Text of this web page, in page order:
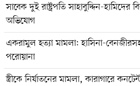
সাবেক দুই রাষ্ট্রপতি সাহাবুদ্দিন-হামিদের
অভিযোগ
একরামুল হত্যা মামলা: হাসিনা-
পরোয়ানা
স্ত্রীকে নির্যাতনের মামলা, কারাগারে